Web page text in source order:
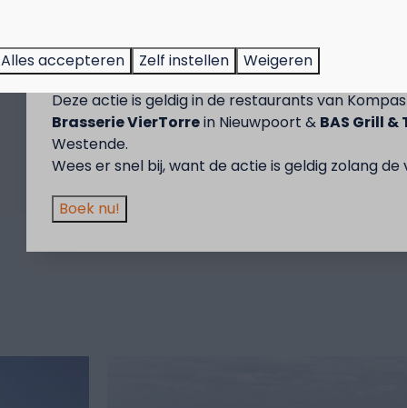
Geniet van 2 t.e.m. 28 september van 50%
voor 2 personen wanneer je een verblijf boekt!
Deze actie is geldig in de restaurants van
Brasserie VierTorrein Nieuwpoort & BAS Grill &
Westende.
Wees er snel bij, want de actie is geldig zolang
Boek nu!
Alles accepteren Zelf instellen Weigeren